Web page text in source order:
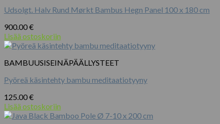
Udsolgt. Halv Rund Mørkt Bambus Hegn Panel 100 x 180 cm
900.00€
Lisää ostoskoriin
BAMBUUSISEINÄPÄÄLLYSTEET
Pyöreä käsintehty bambu meditaatiotyyny
125.00€
Lisää ostoskoriin